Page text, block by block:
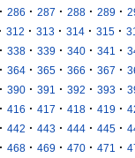
· 286 · 287 · 288 · 289 ·
· 312 · 313 · 314 · 315 ·
· 338 · 339 · 340 · 341 ·
· 364 · 365 · 366 · 367 ·
· 390 · 391 · 392 · 393 ·
· 416 · 417 · 418 · 419 ·
· 442 · 443 · 444 · 445 ·
· 468 · 469 · 470 · 471 ·